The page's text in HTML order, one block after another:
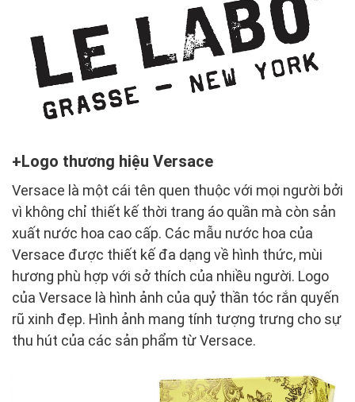
Logo thương hiệu Versace
Versace là một cái tên quen thuộc với mọi người bởi
vì không chỉ thiết kế thời trang áo quần mà còn sản
xuất nước hoa cao cấp. Các mẫu nước hoa của
Versace được thiết kế đa dạng về hình thức, mùi
hương phù hợp với sở thích của nhiều người. Logo
của Versace là hình ảnh của quỷ thần tóc rắn quyến
rũ xinh đẹp. Hình ảnh mang tính tượng trưng cho sự
thu hút của các sản phẩm từ Versace.